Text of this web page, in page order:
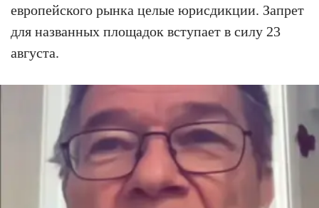
европейского рынка целые юрисдикции. Запрет
для названных площадок вступает в силу 23
августа.